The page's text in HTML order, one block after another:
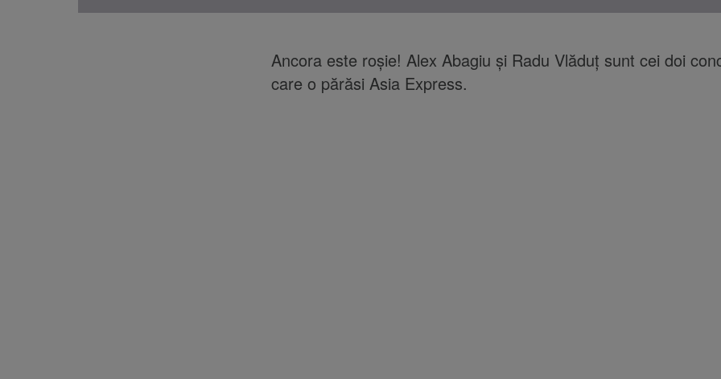
Ancora este roșie! Alex Abagiu și Radu Vlăduț sunt cei doi
care o părăsi Asia Express.